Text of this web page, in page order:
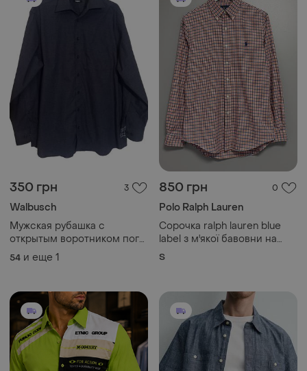
350 грн
Walbusch
Мужская рубашка с
открытым воротником пог
walbusch графитовая
850 грн 0
Polo Ralph Lauren
Сорочка ralph lauren blue
label з м'якої бавовни на
ґудзиках, помаранчево-
синя картата